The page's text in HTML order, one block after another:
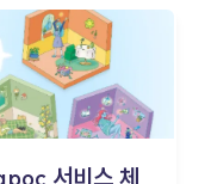
서비스 체